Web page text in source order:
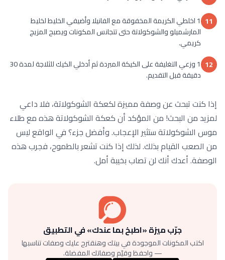
11
1 اخلطي الكريمة المخفوقة مع الفانيلا وأضيفي الخليط لخليط
المارشميلو والشوكولاتة حتى تتجانس المكونات ويصبح المزيج
كريمي.
12
1 وزعي التغليفة على الكيكة المبردة ثم أدخلي الكيك للثلاجة لمدة 30
دقيقة قبل التقديم.
إذا كنت تبحث عن وصفة مميزة لكعكة الشوكولاتة، فلا داعي
لمزيد من البحث! من المؤكد أن كعكة الشوكولاتة هذه مع طلاء
موس الشوكولاتة ستثير الإعجاب. وأفضل جزء؟ في الواقع ليس
من الصعب القيام بذلك. لذلك إذا كنت تشعر بالطموح، فجرب هذه
الوصفة. أعدك أنك لن تصاب بخيبة أمل.
جرّب ميزة «اطبخ بما عندك» في التطبيق
اكتب المكونات الموجودة في بيتك وهنقترح عليك وصفات تناسبها
— واحفظ وقيّم وصفاتك المفضلة.